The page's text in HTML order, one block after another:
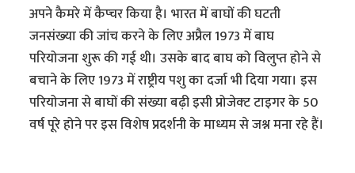
अपने कैमरे में कैप्चर किया है। भारत में बाघों की घटती
जनसंख्‍या की जांच करने के लिए अप्रैल 1973 में बाघ
परियोजना शुरू की गई थी। उसके बाद बाघ को विलुप्त होने से
बचाने के लिए 1973 में राष्ट्रीय पशु का दर्जा भी दिया गया। इस
परियोजना से बाघों की संख्या बढ़ी इसी प्रोजेक्‍ट टाइगर के 50
वर्ष पूरे होने पर इस विशेष प्रदर्शनी के माध्यम से जश्न मना रहे हैं।